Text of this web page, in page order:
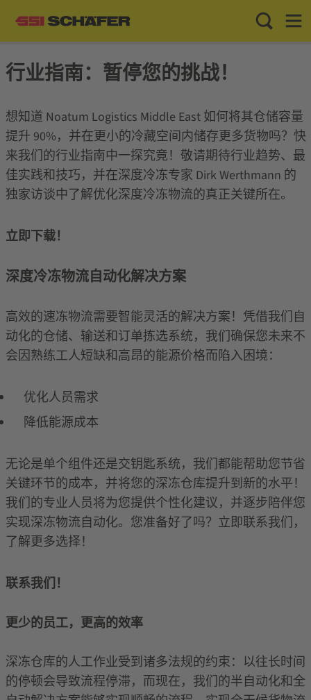
Toggle
行业指南：暂停您的挑战！
想知道 Noatum Logistics Middle East 如何将其仓储容量
提升 90%，并在更小的冷藏空间内储存更多货物吗？快
来我们的行业指南中一探究竟！敬请期待行业趋势、最
佳实践和技巧，并在深度冷冻专家 Dirk Werthmann 的
独家访谈中了解优化深度冷冻物流的真正关键所在。
立即下载！
深度冷冻物流自动化解决方案
高效的速冻物流需要智能灵活的解决方案！凭借我们自
动化的仓储、输送和订单拣选系统，我们确保您未来不
会因熟练工人短缺和高昂的能源价格而陷入困境：
优化人员需求
降低能源成本
无论是单个组件还是交钥匙系统，我们都能帮助您节省
关键环节的成本，并将您的深冻仓库提升到新的水平！
我们的专业人员将为您提供个性化建议，并逐步陪伴您
实现深冻物流自动化。您准备好了吗？立即联系我们，
了解更多选择！
联系我们！
更少的员工，更高的效率
深冻仓库的人工作业受到诸多法规的约束：以往长时间
的停顿会导致流程停滞，而现在，我们的半自动化和全